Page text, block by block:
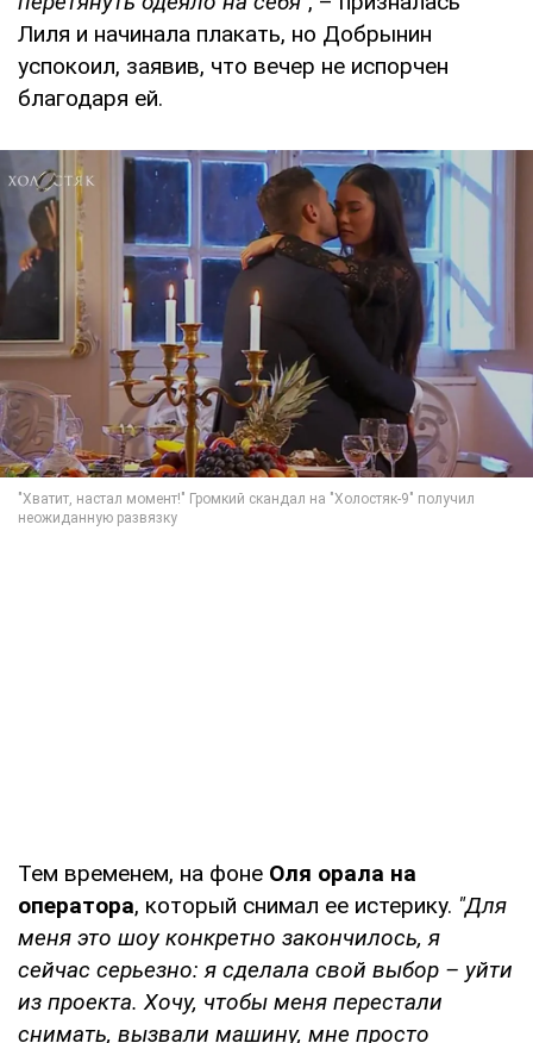
Лиля и начинала плакать, но Добрынин
успокоил, заявив, что вечер не испорчен
благодаря ей.
Тем временем, на фоне Оля орала на
оператора, который снимал ее истерику. "Для
меня это шоу конкретно закончилось, я
сейчас серьезно: я сделала свой выбор – уйти
из проекта. Хочу, чтобы меня перестали
снимать, вызвали машину, мне просто